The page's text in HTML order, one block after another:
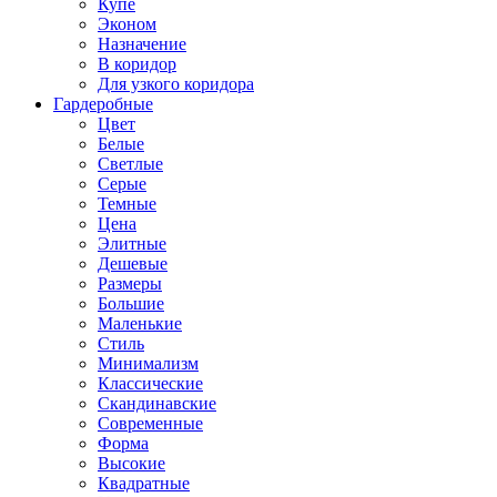
Купе
Эконом
Назначение
В коридор
Для узкого коридора
Гардеробные
Цвет
Белые
Светлые
Серые
Темные
Цена
Элитные
Дешевые
Размеры
Большие
Маленькие
Стиль
Минимализм
Классические
Скандинавские
Современные
Форма
Высокие
Квадратные